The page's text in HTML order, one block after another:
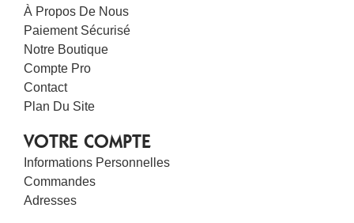
À Propos De Nous
Paiement Sécurisé
Notre Boutique
Compte Pro
Contact
Plan Du Site
VOTRE COMPTE
Informations Personnelles
Commandes
Adresses